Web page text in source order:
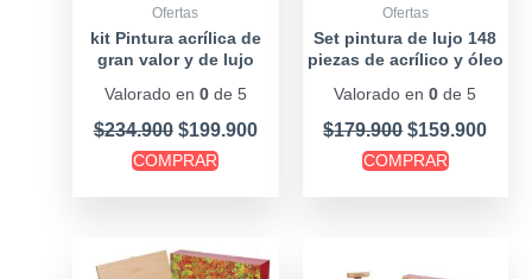
Ofertas
kit Pintura acrílica de
gran valor y de lujo
Valorado en 0de 5
$234.900 $199.900
COMPRAR
Ofertas
Set pintura de lujo 148
piezas de acrílico y óleo
Valorado en0 de 5
$179.900 $159.900
COMPRAR